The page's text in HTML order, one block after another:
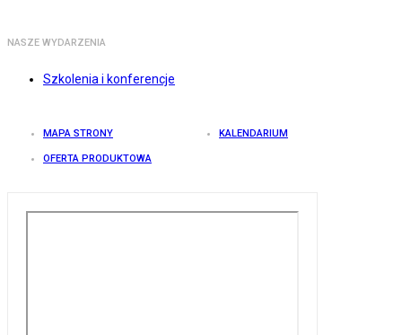
NASZE WYDARZENIA
Szkolenia i konferencje
MAPA STRONY KALENDARIUM
OFERTA PRODUKTOWA